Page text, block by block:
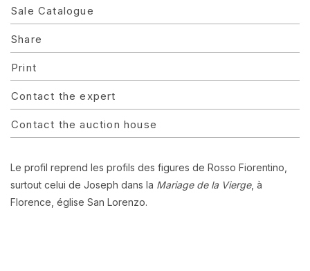
Sale Catalogue
Share
Print
Contact the expert
Contact the auction house
Le profil reprend les profils des figures de Rosso Fiorentino,
surtout celui de Joseph dans la Mariage de la Vierge, à
Florence, église San Lorenzo.